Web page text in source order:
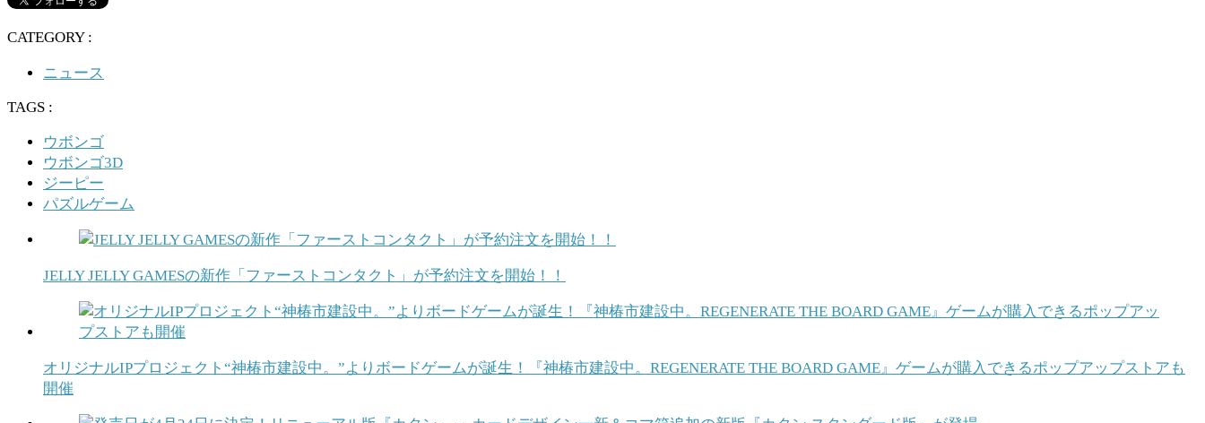
CATEGORY :
ニュース
TAGS :
ウボンゴ
ウボンゴ3D
ジーピー
パズルゲーム
JELLY JELLY GAMESの新作「ファーストコンタクト」が予約注文を開始！！
オリジナルIPプロジェクト“神椿市建設中。”よりボードゲームが誕生！『神椿市建設中。REGENERATE THE BOARD GAME』ゲームが購入できるポップアップストアも
開催